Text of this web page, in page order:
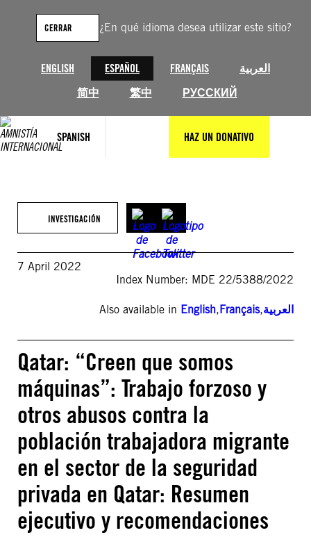
¿En qué idioma desea utilizar este sitio?
ENGLISH ESPAÑOL FRANÇAIS
العربية
简中
繁中 РУССКИЙ
CERRAR
SPANISH HAZ UN DONATIVO
contenido
INVESTIGACIÓN
7 April 2022
Index Number: MDE 22/5388/2022
Also available in English,Français,العربية
Qatar: “Creen que somos
máquinas”: Trabajo forzoso y
otros abusos contra la
población trabajadora migrante
en el sector de la seguridad
privada en Qatar: Resumen
ejecutivo y recomendaciones